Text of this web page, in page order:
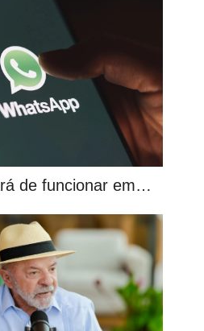
de funcionar em…